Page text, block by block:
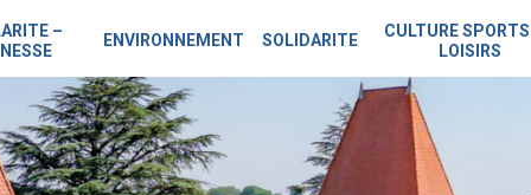
–
ENVIRONNEMENT SOLIDARITE
CULTURE
LOISIRS